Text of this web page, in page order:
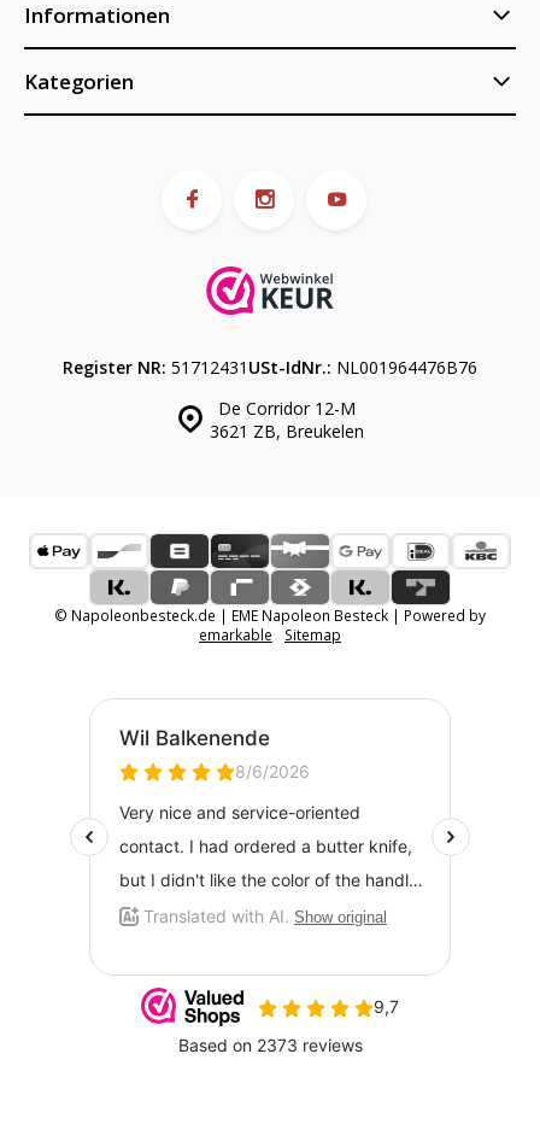
Informationen
Kategorien
De Corridor 12-M
3621 ZB, Breukelen
Register NR: 51712431 USt-IdNr.: NL001964476B76
© Napoleonbesteck.de | EME Napoleon Besteck | Powered by
emarkable
Sitemap